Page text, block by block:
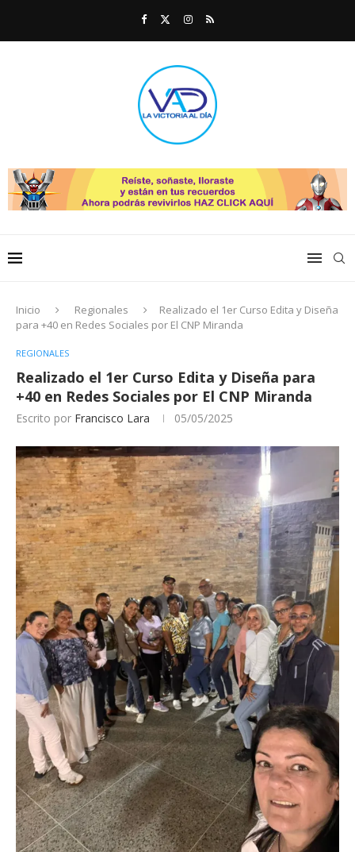
Inicio Regionales
Realizado el 1er Curso Edita y Diseña
para +40 en Redes Sociales por El CNP Miranda
REGIONALES
Realizado el 1er Curso Edita y Diseña para
+40 en Redes Sociales por El CNP Miranda
Escrito por Francisco Lara 05/05/2025